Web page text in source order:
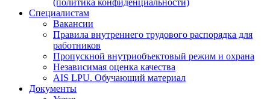
Специалистам
Вакансии
Правила внутреннего трудового распорядка для
работников
Пропускной внутриобъектовый режим и охрана
Независимая оценка качества
AIS LPU. Обучающий материал
Документы